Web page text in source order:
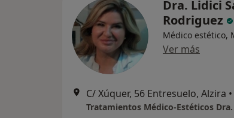
Dra. Lidici
Rodriguez
Médico estético,
Ver más
C/ Xúquer, 56 Entresuelo, Alzira •